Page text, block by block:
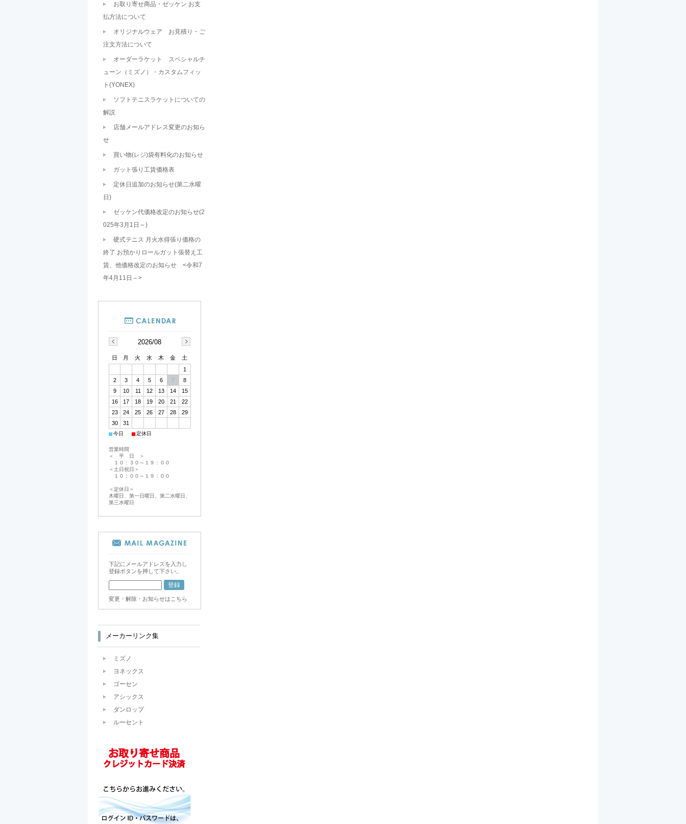
お取り寄せ商品・ゼッケン お支
払方法について
オリジナルウェア お見積り・ご
注文方法について
オーダーラケット スペシャルチ
ューン（ミズノ）・カスタムフィッ
ト(YONEX)
ソフトテニスラケットについての
解説
店舗メールアドレス変更のお知ら
せ
買い物(レジ)袋有料化のお知らせ
ガット張り工賃価格表
定休日追加のお知らせ(第二水曜
日)
ゼッケン代価格改定のお知らせ(2
025年3月1日～)
硬式テニス 月火水得張り価格の
終了 お預かりロールガット張替え工
賃、他価格改定のお知らせ <令和7
年4月11日～>
2026/08
日 月 火 水 木 金
土
1
2
3 4 5 6 7
8
9
10 11 12 13 14
15
16
17 18 19 20 21
22
23
24 25 26 27 28
29
30
31
■今日 ■定休日
営業時間
＜ 平 日 ＞
１０：３０～１９：００
＜土日祝日＞
１０：００～１９：００
＜定休日＞
木曜日、第一日曜日、第二水曜日、
第三水曜日
下記にメールアドレスを入力し
登録ボタンを押して下さい。
変更・解除・お知らせはこちら
メーカーリンク集
ミズノ
ヨネックス
ゴーセン
アシックス
ダンロップ
ルーセント